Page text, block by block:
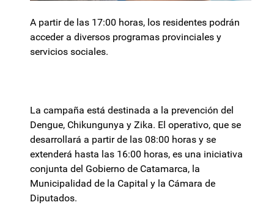
A partir de las 17:00 horas, los residentes podrán
acceder a diversos programas provinciales y
servicios sociales.
La campaña está destinada a la prevención del
Dengue, Chikungunya y Zika. El operativo, que se
desarrollará a partir de las 08:00 horas y se
extenderá hasta las 16:00 horas, es una iniciativa
conjunta del Gobierno de Catamarca, la
Municipalidad de la Capital y la Cámara de
Diputados.